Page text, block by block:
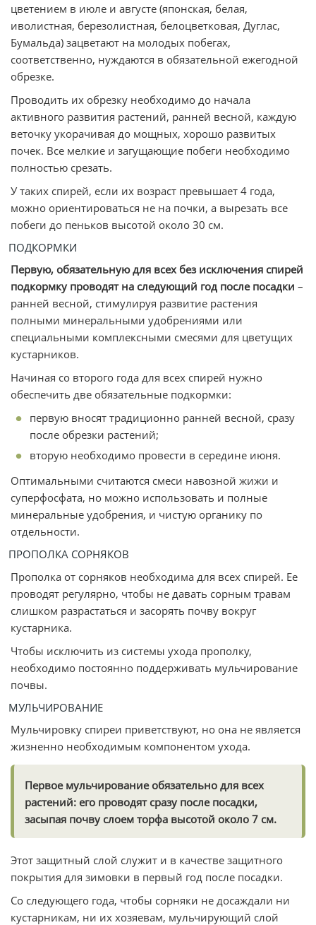
цветением в июле и августе (японская, белая,
иволистная, березолистная, белоцветковая, Дуглас,
Бумальда) зацветают на молодых побегах,
соответственно, нуждаются в обязательной ежегодной
обрезке.
Проводить их обрезку необходимо до начала
активного развития растений, ранней весной, каждую
веточку укорачивая до мощных, хорошо развитых
почек. Все мелкие и загущающие побеги необходимо
полностью срезать.
У таких спирей, если их возраст превышает 4 года,
можно ориентироваться не на почки, а вырезать все
побеги до пеньков высотой около 30 см.
ПОДКОРМКИ
Первую, обязательную для всех без исключения спирей
подкормку проводят на следующий год после посадки –
ранней весной, стимулируя развитие растения
полными минеральными удобрениями или
специальными комплексными смесями для цветущих
кустарников.
Начиная со второго года для всех спирей нужно
обеспечить две обязательные подкормки:
первую вносят традиционно ранней весной, сразу
после обрезки растений;
вторую необходимо провести в середине июня.
Оптимальными считаются смеси навозной жижи и
суперфосфата, но можно использовать и полные
минеральные удобрения, и чистую органику по
отдельности.
ПРОПОЛКА СОРНЯКОВ
Прополка от сорняков необходима для всех спирей. Ее
проводят регулярно, чтобы не давать сорным травам
слишком разрастаться и засорять почву вокруг
кустарника.
Чтобы исключить из системы ухода прополку,
необходимо постоянно поддерживать мульчирование
почвы.
МУЛЬЧИРОВАНИЕ
Мульчировку спиреи приветствуют, но она не является
жизненно необходимым компонентом ухода.
Первое мульчирование обязательно для всех
растений: его проводят сразу после посадки,
засыпая почву слоем торфа высотой около 7 см.
Этот защитный слой служит и в качестве защитного
покрытия для зимовки в первый год после посадки.
Со следующего года, чтобы сорняки не досаждали ни
кустарникам, ни их хозяевам, мульчирующий слой